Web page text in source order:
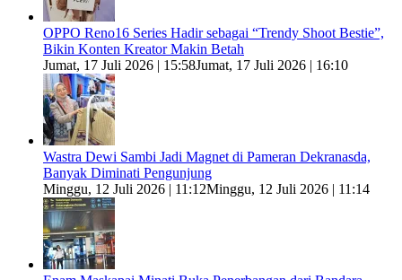
OPPO Reno16 Series Hadir sebagai “Trendy Shoot Bestie”,
Bikin Konten Kreator Makin Betah
Jumat, 17 Juli 2026 | 15:58Jumat, 17 Juli 2026 | 16:10
Wastra Dewi Sambi Jadi Magnet di Pameran Dekranasda,
Banyak Diminati Pengunjung
Minggu, 12 Juli 2026 | 11:12Minggu, 12 Juli 2026 | 11:14